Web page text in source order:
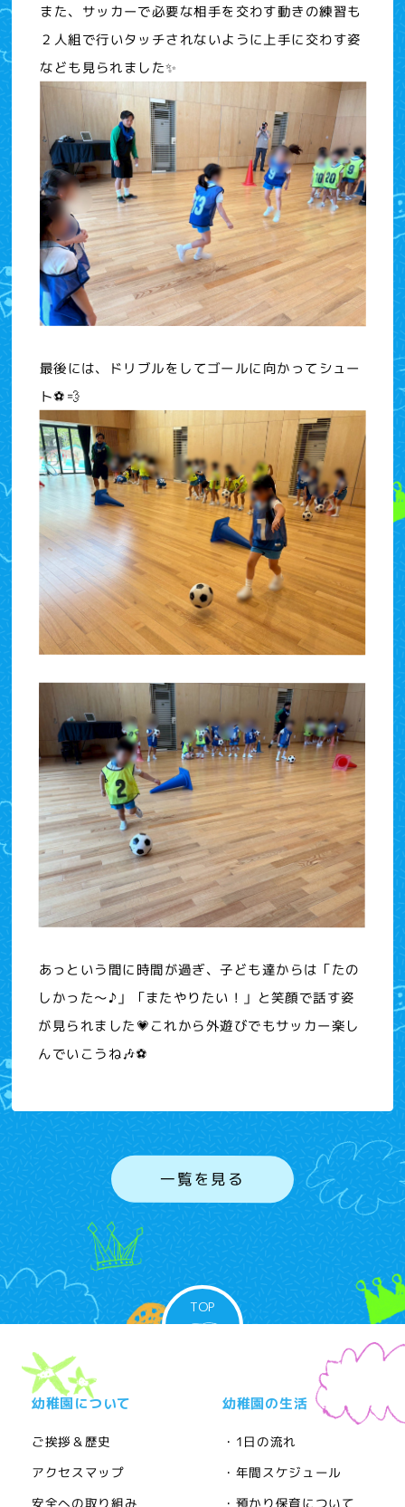
また、サッカーで必要な相手を交わす動きの練習も
２人組で行いタッチされないように上手に交わす姿
なども見られました✨
最後には、ドリブルをしてゴールに向かってシュー
ト⚽💨
あっという間に時間が過ぎ、子ども達からは「たの
しかった～♪」「またやりたい！」と笑顔で話す姿
が見られました💗これから外遊びでもサッカー楽し
んでいこうね🎶⚽
一覧を見る
TOP
幼稚園について
ご挨拶＆歴史
アクセスマップ
安全への取り組み
幼稚園の生活
・1日の流れ
・年間スケジュール
・預かり保育について